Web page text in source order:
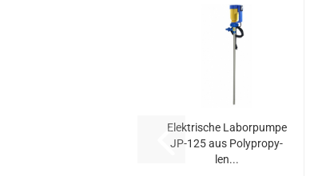
Elek­tri­sche La­bor­pum­pe
JP-​125 aus Po­ly­pro­py­
len...